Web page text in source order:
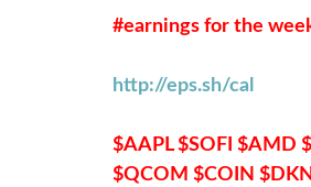
#earnings for the
http://eps.sh/cal
$AAPL $SOFI $AMD
$QCOM $COIN